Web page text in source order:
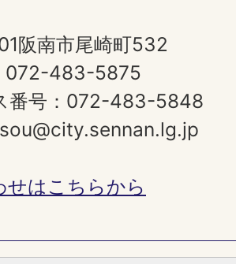
阪南市尾崎町532
072-483-5875
番号：072-483-5848
せはこちらから